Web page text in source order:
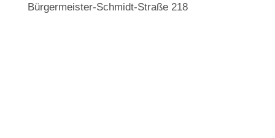
Bürgermeister-Schmidt-Straße 218